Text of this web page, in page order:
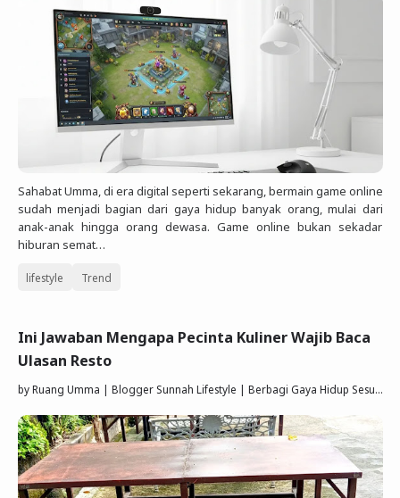
Sahabat Umma, di era digital seperti sekarang, bermain game online
sudah menjadi bagian dari gaya hidup banyak orang, mulai dari
anak-anak hingga orang dewasa. Game online bukan sekadar
hiburan semat…
lifestyle Trend
Ini Jawaban Mengapa Pecinta Kuliner Wajib Baca
Ulasan Resto
byRuang Umma | Blogger Sunnah Lifestyle | Berbagi Gaya Hidup Sesuai Quran Sunnah